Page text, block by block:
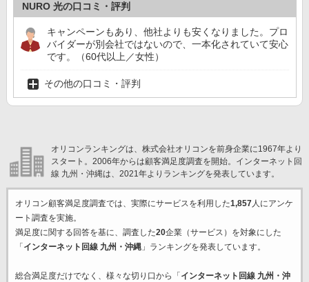
NURO 光の口コミ・評判
キャンペーンもあり、他社よりも安くなりました。プロ
バイダーが別会社ではないので、一本化されていて安心
です。（60代以上／女性）
その他の口コミ・評判
オリコンランキングは、株式会社オリコンを前身企業に1967年より
スタート。2006年からは顧客満足度調査を開始。インターネット回
線 九州・沖縄は、2021年よりランキングを発表しています。
オリコン顧客満足度調査では、実際にサービスを利用した1,857人にアンケ
ート調査を実施。
満足度に関する回答を基に、調査した20企業（サービス）を対象にした
「 インターネット回線 九州・沖縄」ランキングを発表しています。
総合満足度だけでなく、様々な切り口から「 インターネット回線 九州・沖